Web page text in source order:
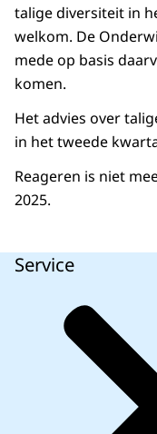
talige diversiteit in
welkom. De
mede op basis
komen.
Het advies over
in het tweede
Reageren is niet
2025.
Service